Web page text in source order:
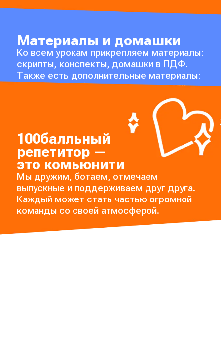
Материалы и домашки
Ко всем урокам прикрепляем материалы:
скрипты, конспекты, домашки в ПДФ.
Также есть дополнительные материалы:
шпаргалки и гайды по решению задач.
100балльный
репетитор —
это комьюнити
Мы дружим, ботаем, отмечаем
выпускные и поддерживаем друг друга.
Каждый может стать частью огромной
команды со своей атмосферой.